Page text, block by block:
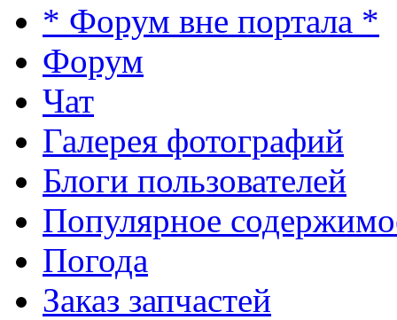
* Форум вне портала *
Форум
Чат
Галерея фотографий
Блоги пользователей
Популярное
Погода
Заказ запчастей